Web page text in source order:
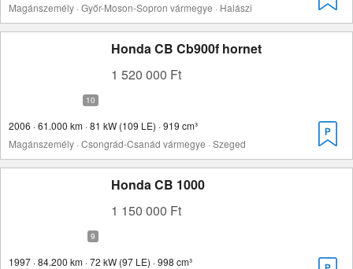
Magánszemély · Győr-Moson-Sopron vármegye · Halászi
Honda CB Cb900f hornet
1 520 000 Ft
2006 · 61.000 km · 81 kW (109 LE) · 919 cm³
Magánszemély · Csongrád-Csanád vármegye · Szeged
Honda CB 1000
1 150 000 Ft
1997 · 84.200 km · 72 kW (97 LE) · 998 cm³